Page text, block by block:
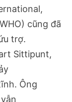
cũng đã
trợ.
Sittipunt,
Ông